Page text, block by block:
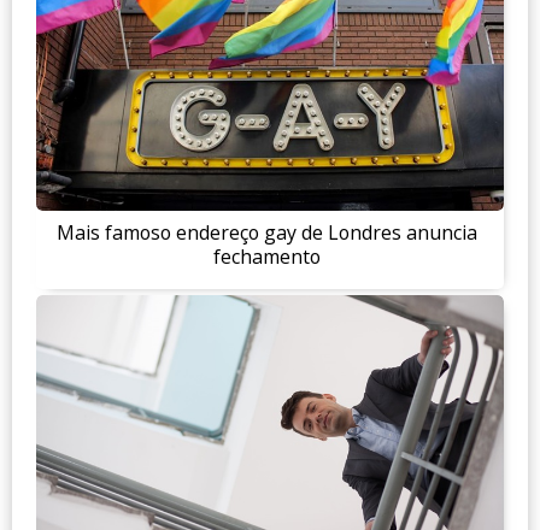
Mais famoso endereço gay de Londres anuncia
fechamento